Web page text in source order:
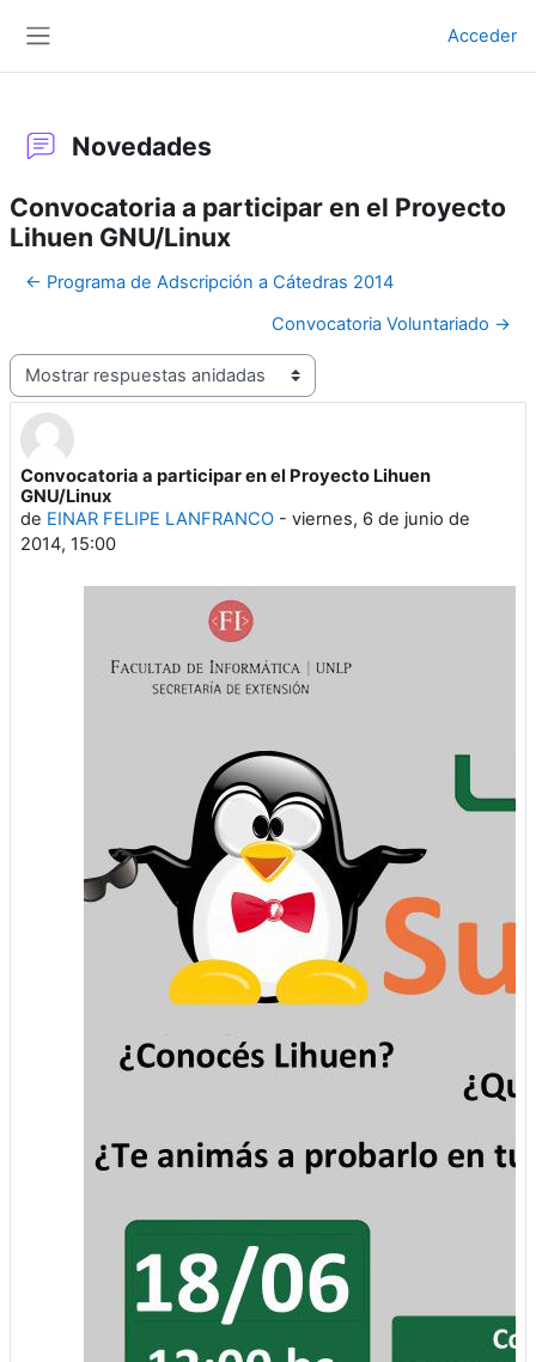
Acceder
Novedades
Convocatoria a participar en el Proyecto
Lihuen GNU/Linux
← Programa de Adscripción a Cátedras 2014
Convocatoria Voluntariado →
Mostrar modo
Convocatoria a participar en el Proyecto Lihuen
GNU/Linux
de EINAR FELIPE LANFRANCO - viernes, 6 de junio de
2014, 15:00
Número de respuestas: 0